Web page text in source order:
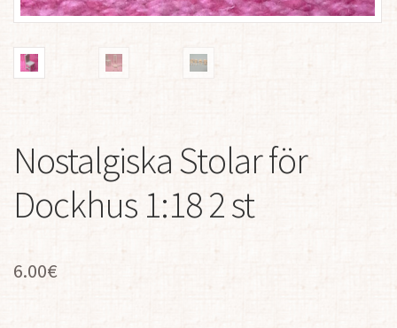
Nostalgiska Stolar för
Dockhus 1:18 2 st
6.00€